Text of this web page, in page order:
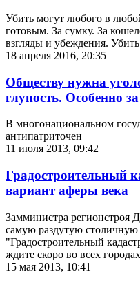
Убить могут любого в
готовым. За сумку. За
взгляды и убеждения.
18 апреля 2016, 20:35
Обществу нужна
глупость. Особенно
В многонациональном
антипатриточен
11 июля 2013, 09:42
Градостроительный
вариант аферы века
Замминистра регионстроя
самую раздутую
"Градостроительный
ждите скоро во всех
15 мая 2013, 10:41